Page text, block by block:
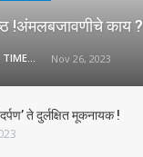
!अंमलबजावणीचे काय ?
MAHALAXMI TIMES Nov 26, 2023
ते दुर्लक्षित मूकनायक !